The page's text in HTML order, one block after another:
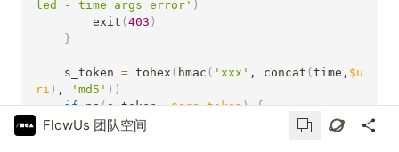
led - time args error' )
        exit
( 403 )
}
    s_token
= tohex ( hmac ( 'xxx' , concat ( time, $u
ri ) , 'md5' ))
if ne(s_token, $arg_token) {
        add_rsp_header
, 'auth fai
FlowUs 团队空间